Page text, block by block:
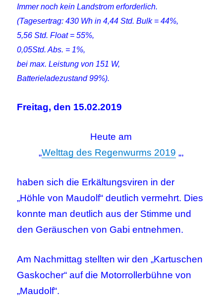
Immer noch kein Landstrom erforderlich.
(Tagesertrag: 430 Wh in 4,44 Std. Bulk = 44%,
5,56 Std. Float = 55%,
0,05Std. Abs. = 1%,
bei max. Leistung von 151 W,
Batterieladezustand 99%).
Freitag, den 15.02.2019
Heute am
„Welttag des Regenwurms 2019 „,
haben sich die Erkältungsviren in der
„Höhle von Maudolf“ deutlich vermehrt. Dies
konnte man deutlich aus der Stimme und
den Geräuschen von Gabi entnehmen.
Am Nachmittag stellten wir den „Kartuschen
Gaskocher“ auf die Motorrollerbühne von
„Maudolf“.